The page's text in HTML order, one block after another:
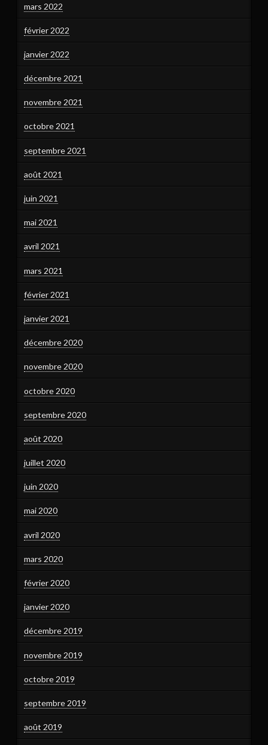
mars 2022
février 2022
janvier 2022
décembre 2021
novembre 2021
octobre 2021
septembre 2021
août 2021
juin 2021
mai 2021
avril 2021
mars 2021
février 2021
janvier 2021
décembre 2020
novembre 2020
octobre 2020
septembre 2020
août 2020
juillet 2020
juin 2020
mai 2020
avril 2020
mars 2020
février 2020
janvier 2020
décembre 2019
novembre 2019
octobre 2019
septembre 2019
août 2019